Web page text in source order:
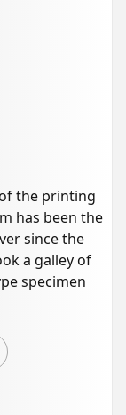
the printing
has been the
since the
a galley of
specimen